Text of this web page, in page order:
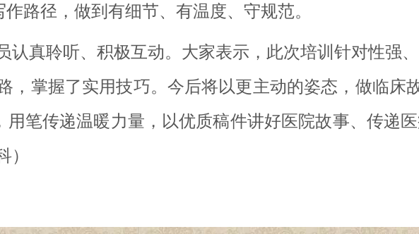
路径，做到有细节、有温度、守规范。
认真聆听、积极互动。大家表示，此次培训针对性强
，掌握了实用技巧。今后将以更主动的姿态，做临床
用笔传递温暖力量，以优质稿件讲好医院故事、传递